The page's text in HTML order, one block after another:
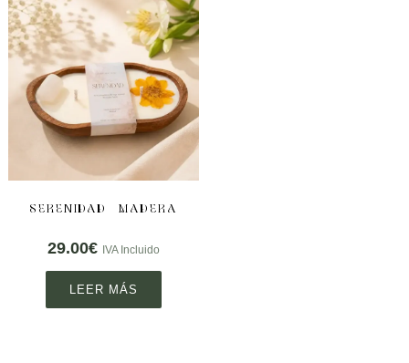
SERENIDAD – MADERA
29.00€ IVA Incluido
LEER MÁS